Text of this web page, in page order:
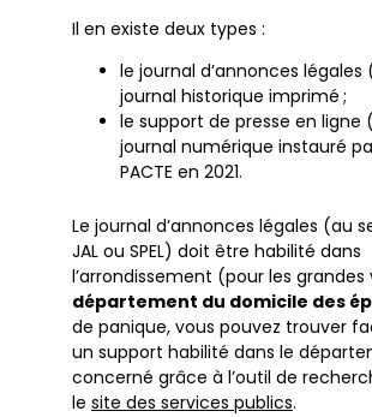
Il en existe deux types :
le journal d’annonces légales
journal historique imprimé ;
le support de presse en ligne
journal numérique instauré
PACTE en 2021.
Le journal d’annonces légales (au
JAL ou SPEL) doit être habilité dans
l’arrondissement (pour les grandes
département du domicile des
de panique, vous pouvez trouver
un support habilité dans le
concerné grâce à l’outil de
le site des services publics.